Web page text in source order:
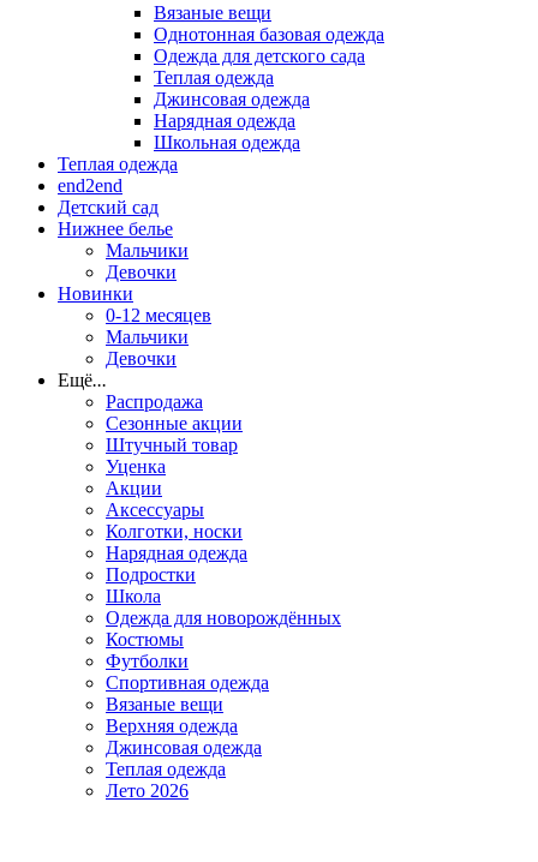
Вязаные вещи
Однотонная базовая одежда
Одежда для детского сада
Теплая одежда
Джинсовая одежда
Нарядная одежда
Школьная одежда
Теплая одежда
end2end
Детский сад
Нижнее белье
Мальчики
Девочки
Новинки
0-12 месяцев
Мальчики
Девочки
Ещё...
Распродажа
Сезонные акции
Штучный товар
Уценка
Акции
Аксессуары
Колготки, носки
Нарядная одежда
Подростки
Школа
Одежда для новорождённых
Костюмы
Футболки
Спортивная одежда
Вязаные вещи
Верхняя одежда
Джинсовая одежда
Теплая одежда
Лето 2026